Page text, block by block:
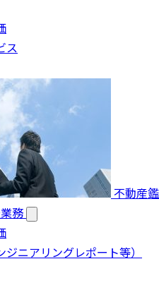
ス
不動産鑑
務
ニアリングレポート等）